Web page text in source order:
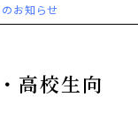
お知らせ
高校生向